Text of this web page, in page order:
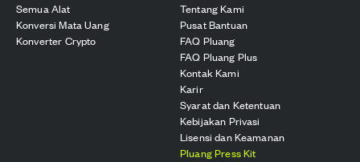
Semua Alat
Konversi Mata Uang
Konverter Crypto
Tentang Kami
Pusat Bantuan
FAQ Pluang
FAQ Pluang Plus
Kontak Kami
Karir
Syarat dan Ketentuan
Kebijakan Privasi
Lisensi dan Keamanan
Pluang Press Kit